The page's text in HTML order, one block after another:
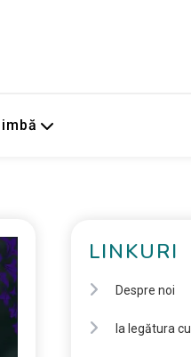
LINKURI
Despre noi
Ia legătura